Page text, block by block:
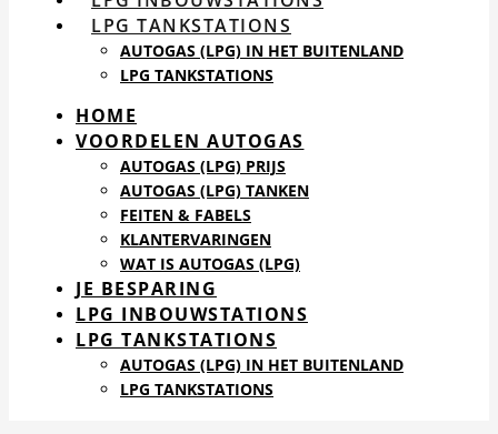
LPG TANKSTATIONS
AUTOGAS (LPG) IN HET BUITENLAND
LPG TANKSTATIONS
HOME
VOORDELEN AUTOGAS
AUTOGAS (LPG) PRIJS
AUTOGAS (LPG) TANKEN
FEITEN & FABELS
KLANTERVARINGEN
WAT IS AUTOGAS (LPG)
JE BESPARING
LPG INBOUWSTATIONS
LPG TANKSTATIONS
AUTOGAS (LPG) IN HET BUITENLAND
LPG TANKSTATIONS